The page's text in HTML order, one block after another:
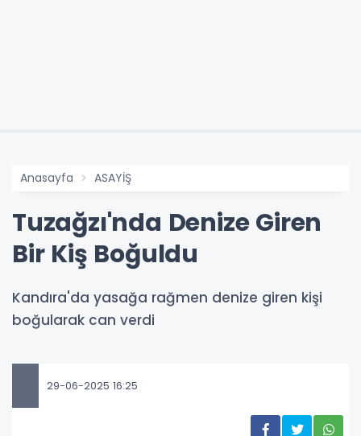
Anasayfa ASAYİŞ
Tuzağzı'nda Denize Giren
Bir Kiş Boğuldu
Kandıra'da yasağa rağmen denize giren kişi
boğularak can verdi
29-06-2025 16:25